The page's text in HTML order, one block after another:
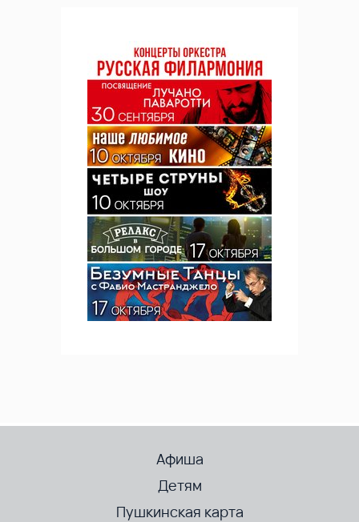
Афиша
Детям
Пушкинская карта